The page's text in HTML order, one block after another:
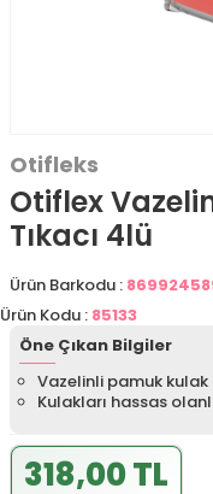
Otifleks
Otiflex
Tıkacı 4lü
Ürün Barkodu :
Ürün Kodu : 85133
Öne Çıkan Bilgiler
Vazelinli pamuk kulak
Kulakları hassas
318,00 TL